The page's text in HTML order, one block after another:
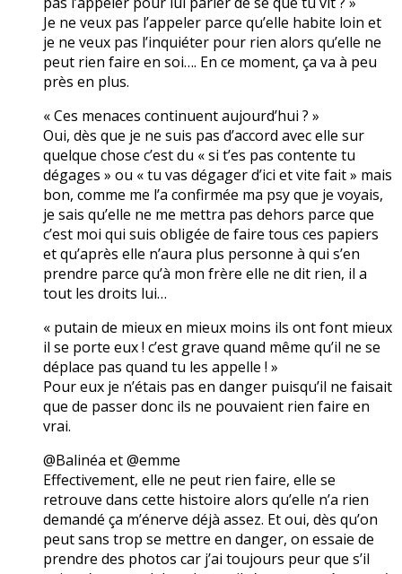
Je ne veux pas l’appeler parce qu’elle habite loin et
je ne veux pas l’inquiéter pour rien alors qu’elle ne
peut rien faire en soi…. En ce moment, ça va à peu
près en plus.
« Ces menaces continuent aujourd’hui ? »
Oui, dès que je ne suis pas d’accord avec elle sur
quelque chose c’est du « si t’es pas contente tu
dégages » ou « tu vas dégager d’ici et vite fait » mais
bon, comme me l’a confirmée ma psy que je voyais,
je sais qu’elle ne me mettra pas dehors parce que
c’est moi qui suis obligée de faire tous ces papiers
et qu’après elle n’aura plus personne à qui s’en
prendre parce qu’à mon frère elle ne dit rien, il a
tout les droits lui…
« putain de mieux en mieux moins ils ont font mieux
il se porte eux ! c’est grave quand même qu’il ne se
déplace pas quand tu les appelle ! »
Pour eux je n’étais pas en danger puisqu’il ne faisait
que de passer donc ils ne pouvaient rien faire en
vrai.
@Balinéa et @emme
Effectivement, elle ne peut rien faire, elle se
retrouve dans cette histoire alors qu’elle n’a rien
demandé ça m’énerve déjà assez. Et oui, dès qu’on
peut sans trop se mettre en danger, on essaie de
prendre des photos car j’ai toujours peur que s’il